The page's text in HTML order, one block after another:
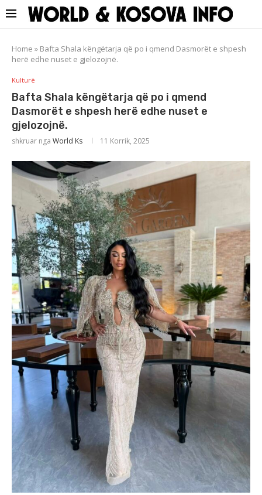
Home » Bafta Shala këngëtarja që po i qmend Dasmorët e shpesh
herë edhe nuset e gjelozojnë.
Kulturë
Bafta Shala këngëtarja që po i qmend
Dasmorët e shpesh herë edhe nuset e
gjelozojnë.
shkruar nga World Ks 11 Korrik, 2025